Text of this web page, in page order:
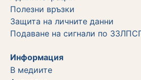
Полезни връзки
Защита на личните данни
Подаване на сигнали по
Информация
В медиите